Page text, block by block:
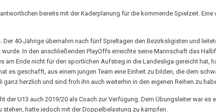
bereits mit der Kaderplanung für die kommende Spielzeit. Eine
40-Jährige übernahm nach fünf Spieltagen den Bezirksligisten und
In den anschließenden PlayOffs erreichte seine Mannschaft das
Ende nicht für den sportlichen Aufstieg in die Landesliga gereicht hat,
es geschafft, aus einem jungen Team eine Einheit zu bilden, die dem
herzlich und sind froh ihn auch weiterhin in den eigenen Reihen zu
U13 auch 2019/20 als Coach zur Verfügung. Dem Übungsleiter war es
stehen, hatte jedoch mit der Doppelbelastung zu kämpfen.